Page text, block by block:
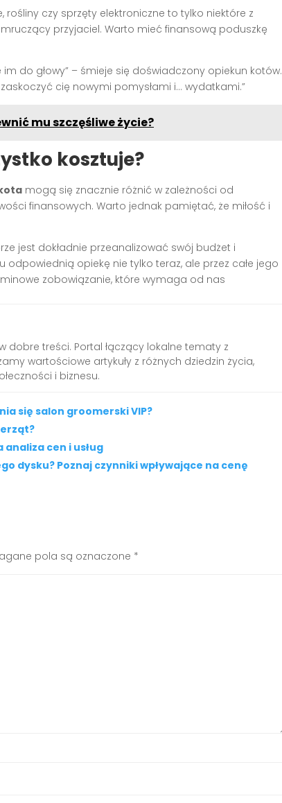
czy sprzęty elektroniczne to tylko niektóre z
przyjaciel. Warto mieć finansową poduszkę
do głowy” – śmieje się doświadczony opiekun kotów.
cię nowymi pomysłami i… wydatkami.”
mu szczęśliwe życie?
kosztuje?
mogą się znacznie różnić w zależności od
finansowych. Warto jednak pamiętać, że miłość i
jest dokładnie przeanalizować swój budżet i
opiekę nie tylko teraz, ale przez całe jego
zobowiązanie, które wymaga od nas
dobre treści. Portal łączący lokalne tematy z
wartościowe artykuły z różnych dziedzin życia,
i biznesu.
się salon groomerski VIP?
analiza cen i usług
dysku? Poznaj czynniki wpływające na cenę
pola są oznaczone *